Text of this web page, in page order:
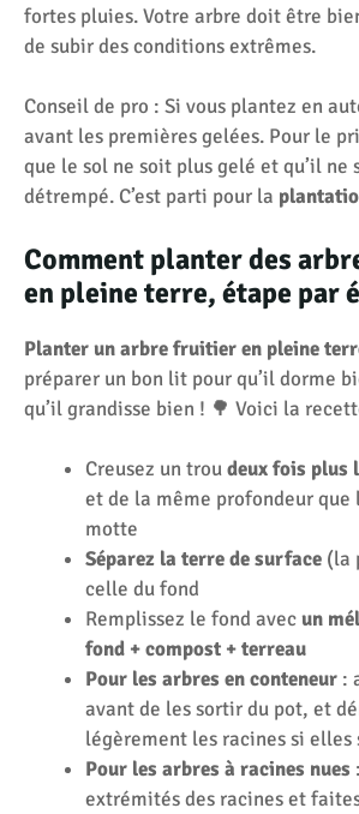
fortes pluies. Votre arbre doit être
de subir des conditions extrêmes.
Conseil de pro : Si vous plantez en
avant les premières gelées. Pour le
que le sol ne soit plus gelé et qu’il ne
détrempé. C’est parti pour la
Comment planter des
en pleine terre, étape par
Planter un arbre fruitier en pleine
préparer un bon lit pour qu’il dorme
qu’il grandisse bien ! 🌳 Voici la
Creusez un troudeux fois plus
et de la même profondeur que
motte
Séparez la terre de surface (la
celle du fond
Remplissez le fond avecun
fond + compost + terreau
Pour les arbres en conteneur :
avant de les sortir du pot, et
légèrement les racines si elles
Pour les arbres à racines nues
extrémités des racines et